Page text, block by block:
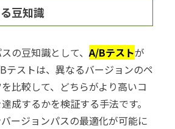
豆知識
の豆知識として、A/Bテストが
テストは、異なるバージョンのペ
比較して、どちらがより高いコ
成するかを検証する手法です。
ージョンパスの最適化が可能に